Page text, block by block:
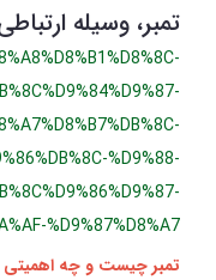
تمبر، وسیله
%D9%88-
%D9%87%D8%A7
تمبر چیست و چه اهمیتی